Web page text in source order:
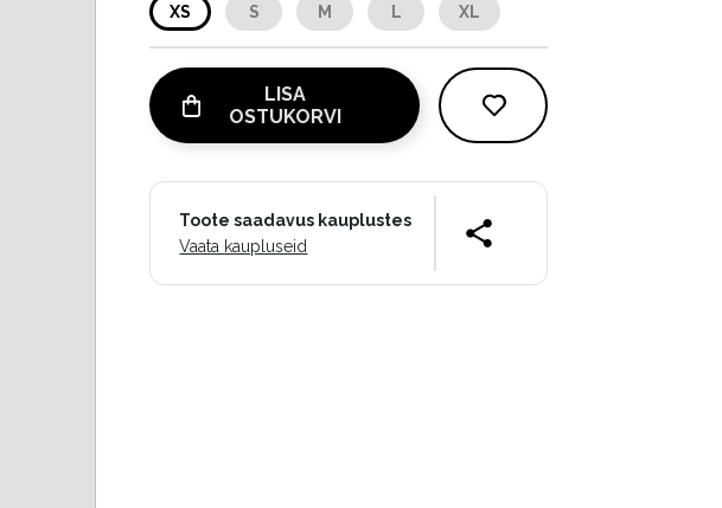
XS S M L XL
LISA
OSTUKORVI
Toote saadavus kauplustes
Vaata kaupluseid